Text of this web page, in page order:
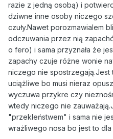
razie z jedną osobą) i
dziwne inne osoby niczego
czuły.Nawet porozmawialem
odczuwania przez nią
o fero) i sama przyznała że
zapachy czuje różne wonie
niczego nie spostrzegają.Jest
uciążliwe bo musi nieraz
wyczuwa przykre czy
wtedy niczego nie
"przekleństwem" i sama nie
wrażliwego nosa bo jest to